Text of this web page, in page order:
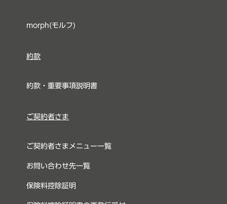
morph(モルフ)
約款
約款・重要事項説明書
ご契約者さま
ご契約者さまメニュー一覧
お問い合わせ先一覧
保険料控除証明